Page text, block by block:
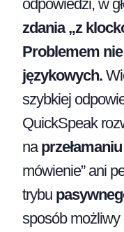
odpowiedzi, w
zdania „z
Problemem
językowych.
szybkiej
QuickSpeak
na
mówienie” ani
trybu
sposób możliwy